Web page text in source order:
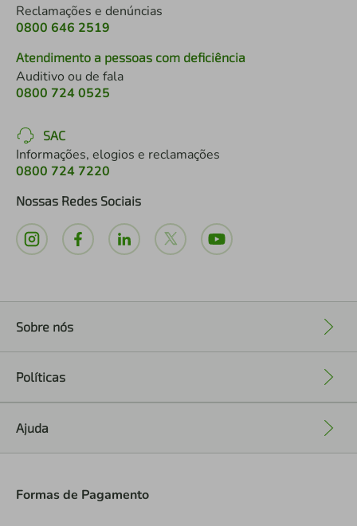
Reclamações e denúncias
0800 646 2519
Atendimento a pessoas com deficiência
Auditivo ou de fala
0800 724 0525
SAC
Informações, elogios e reclamações
0800 724 7220
Nossas Redes Sociais
Sobre nós
Políticas
Ajuda
Formas de Pagamento